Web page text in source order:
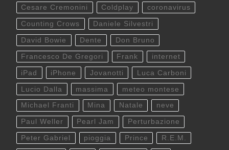
Cesare Cremonini Coldplay coronavirus
Counting Crows Daniele Silvestri
David Bowie Dente Don Bruno
Francesco De Gregori Frank internet
iPad iPhone Jovanotti Luca Carboni
Lucio Dalla massima meteo montese
Michael Franti Mina Natale neve
Paul Weller Pearl Jam Perturbazione
Peter Gabriel pioggia Prince R.E.M.